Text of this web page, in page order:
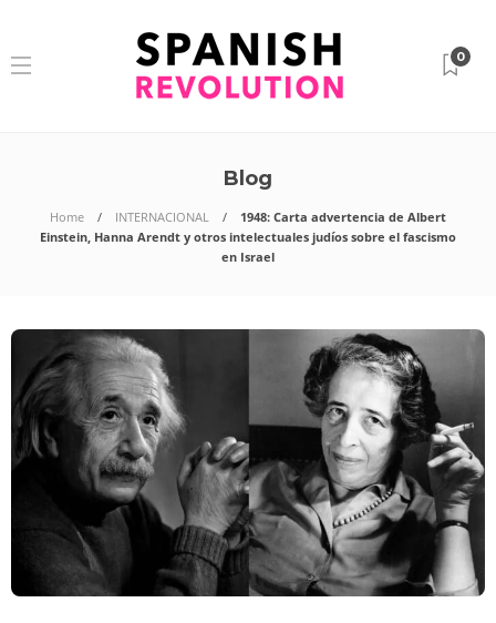
0
Blog
Home INTERNACIONAL
1948: Carta advertencia de Albert
Einstein, Hanna Arendt y otros intelectuales judíos sobre el fascismo
en Israel